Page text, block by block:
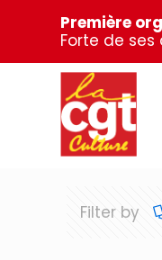
Première
Forte de
Filter by